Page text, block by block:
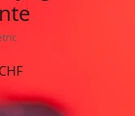
Prix
promotionnel